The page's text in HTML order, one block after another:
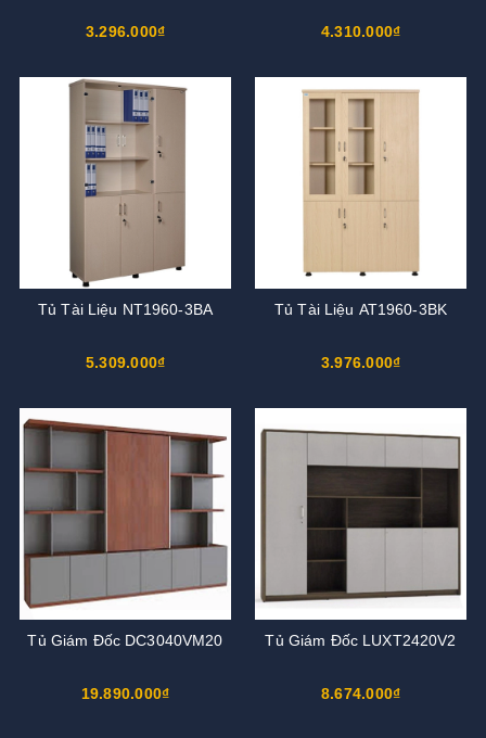
3.296.000₫ 4.310.000₫
Tủ Tài Liệu NT1960-3BA
5.309.000₫
Tủ Tài Liệu AT1960-3BK
3.976.000₫
Tủ Giám Đốc DC3040VM20
19.890.000₫
Tủ Giám Đốc LUXT2420V2
8.674.000₫